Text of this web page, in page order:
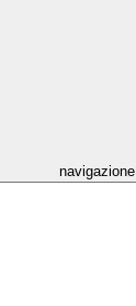
navigazione